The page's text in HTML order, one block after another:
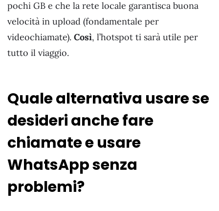
pochi GB e che la rete locale garantisca buona
velocità in upload (fondamentale per
videochiamate). Così, l’hotspot ti sarà utile per
tutto il viaggio.
Quale alternativa usare se
desideri anche fare
chiamate e usare
WhatsApp senza
problemi?